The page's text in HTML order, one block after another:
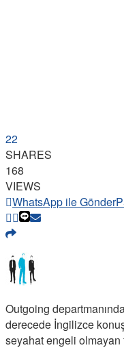
22
SHARES
168
VIEWS
WhatsApp ile Gönder
Outgoing
derecede İngilizce
seyahat engeli olmayan